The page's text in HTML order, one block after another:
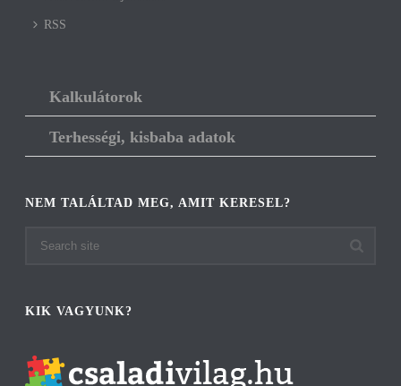
RSS
Kalkulátorok
Terhességi, kisbaba adatok
NEM TALÁLTAD MEG, AMIT KERESEL?
KIK VAGYUNK?